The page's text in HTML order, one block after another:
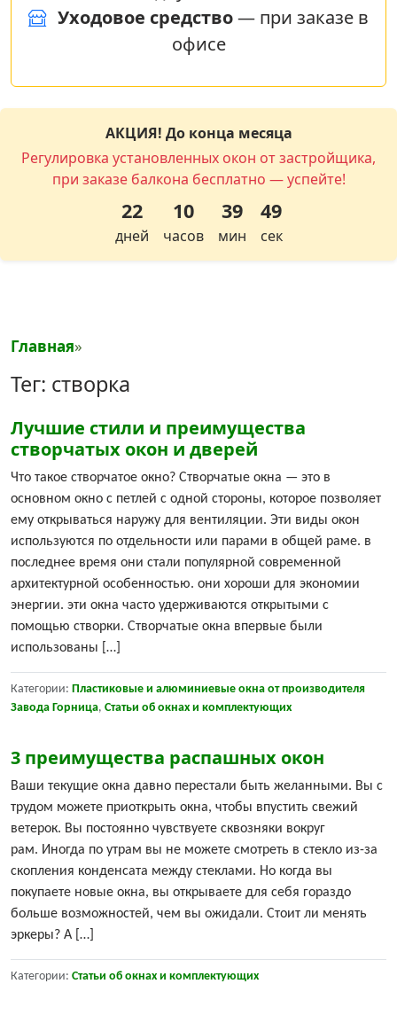
Уходовое средство— при заказе в
офисе
АКЦИЯ! До конца месяца
Регулировка установленных окон от застройщика,
при заказе балкона бесплатно — успейте!
22
дней
10
часов
39
мин
49
сек
Главная»
Тег: створка
Лучшие стили и преимущества
створчатых окон и дверей
Что такое створчатое окно? Створчатые окна — это в
основном окно с петлей с одной стороны, которое позволяет
ему открываться наружу для вентиляции. Эти виды окон
используются по отдельности или парами в общей раме. в
последнее время они стали популярной современной
архитектурной особенностью. они хороши для экономии
энергии. эти окна часто удерживаются открытыми с
помощью створки. Створчатые окна впервые были
использованы […]
Категории: Пластиковые и алюминиевые окна от производителя
Завода Горница, Статьи об окнах и комплектующих
3 преимущества распашных окон
Ваши текущие окна давно перестали быть желанными. Вы с
трудом можете приоткрыть окна, чтобы впустить свежий
ветерок. Вы постоянно чувствуете сквозняки вокруг
рам. Иногда по утрам вы не можете смотреть в стекло из-за
скопления конденсата между стеклами. Но когда вы
покупаете новые окна, вы открываете для себя гораздо
больше возможностей, чем вы ожидали. Стоит ли менять
эркеры? А […]
Категории: Статьи об окнах и комплектующих